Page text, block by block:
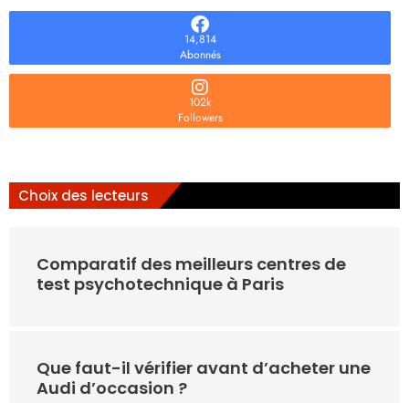
14,814
Abonnés
102k
Followers
Choix des lecteurs
Comparatif des meilleurs centres de
test psychotechnique à Paris
Que faut-il vérifier avant d’acheter une
Audi d’occasion ?